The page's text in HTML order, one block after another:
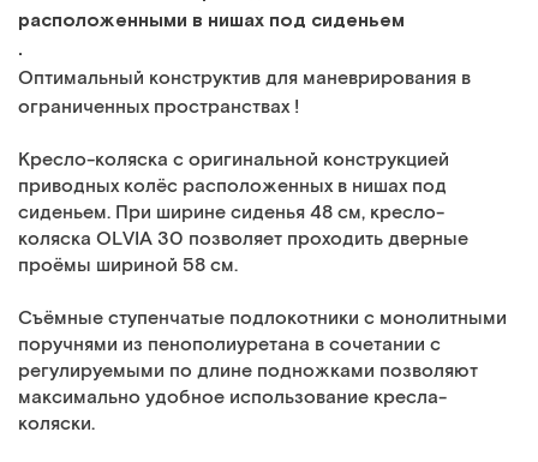
расположенными в нишах под сиденьем
.
Оптимальный конструктив для маневрирования в
ограниченных пространствах !
Кресло-коляска с оригинальной конструкцией
приводных колёс расположенных в нишах под
сиденьем. При ширине сиденья 48 см, кресло-
коляска OLVIA 30 позволяет проходить дверные
проёмы шириной 58 см.
Съёмные ступенчатые подлокотники с монолитными
поручнями из пенополиуретана в сочетании с
регулируемыми по длине подножками позволяют
максимально удобное использование кресла-
коляски.